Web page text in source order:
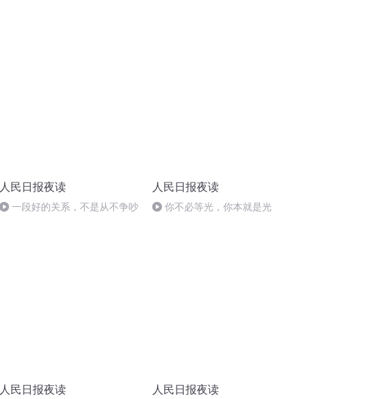
人民日报夜读
一段好的关系，不是从不争吵
人民日报夜读
你不必等光，你本就是光
人民日报夜读 人民日报夜读